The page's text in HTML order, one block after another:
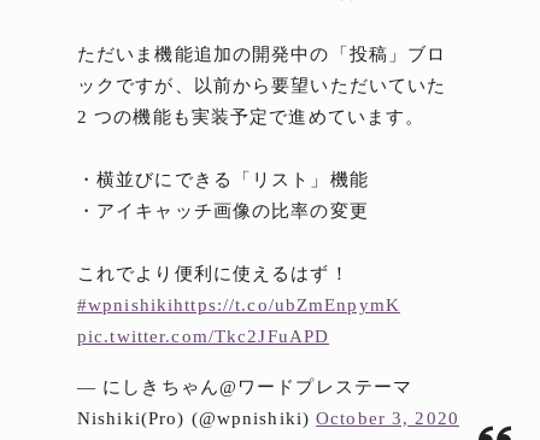
ただいま機能追加の開発中の「投稿」ブロ
ックですが、以前から要望いただいていた
2 つの機能も実装予定で進めています。
・横並びにできる「リスト」機能
・アイキャッチ画像の比率の変更
これでより便利に使えるはず！
#wpnishikihttps://t.co/ubZmEnpymK
pic.twitter.com/Tkc2JFuAPD
— にしきちゃん@ワードプレステーマ
Nishiki(Pro) (@wpnishiki)October 3, 2020